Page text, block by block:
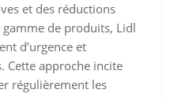
et des réductions
de produits, Lidl
d’urgence et
Cette approche incite
régulièrement les